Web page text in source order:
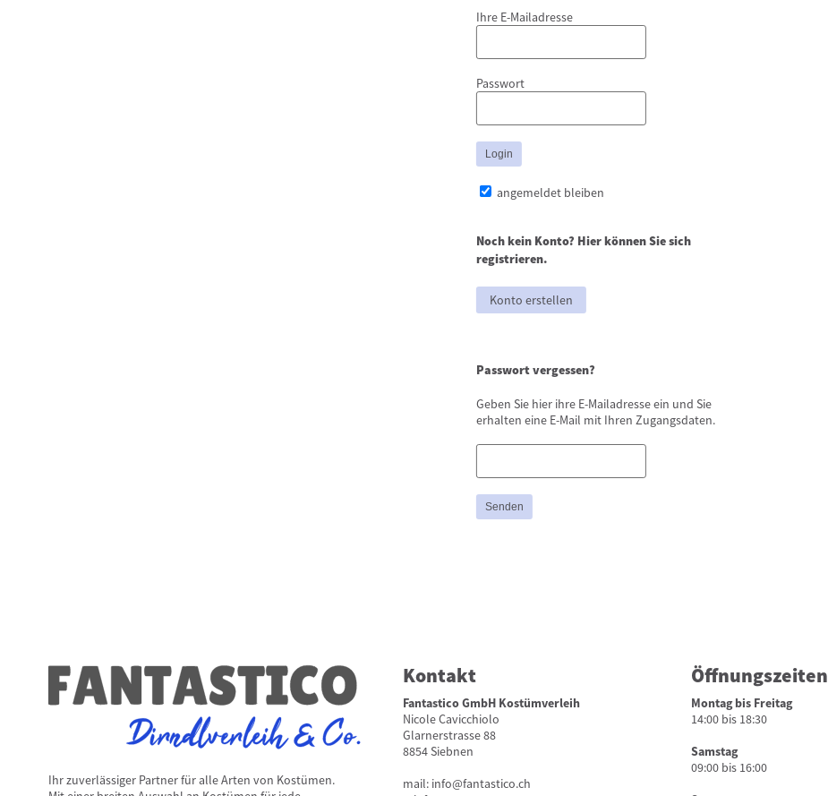
Ihre E-Mailadresse
Passwort
angemeldet bleiben
Noch kein Konto? Hier können Sie sich
registrieren.
Konto erstellen
Passwort vergessen?
Geben Sie hier ihre E-Mailadresse ein und Sie
erhalten eine E-Mail mit Ihren Zugangsdaten.
Ihr zuverlässiger Partner für alle Arten von Kostümen.
Kontakt
Fantastico GmbH Kostümverleih
Nicole Cavicchiolo
Glarnerstrasse 88
8854 Siebnen
mail: info@fantastico.ch
Öffnungszeiten
Montag bis Freitag
14:00 bis 18:30
Samstag
09:00 bis 16:00